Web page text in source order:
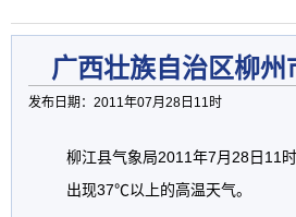
广西壮族自治区柳
发布日期：2011年07月28日11时
柳江县气象局2011年7月28日11
出现37℃以上的高温天气。